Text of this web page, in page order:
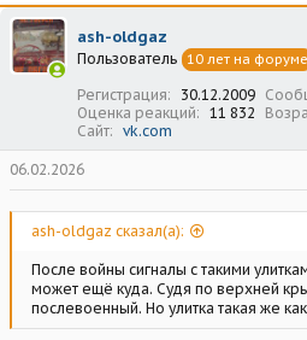
ц
и
и
ash-oldgaz
Пользователь 10 лет на форуме
Регистрация 30.12.2009
Оценка реакций
11 832
Сайт
vk.com
06.02.2026
ash-oldgaz сказал(а):
После войны сигналы с такими
может ещё куда. Судя по верхней
послевоенный. Но улитка такая же